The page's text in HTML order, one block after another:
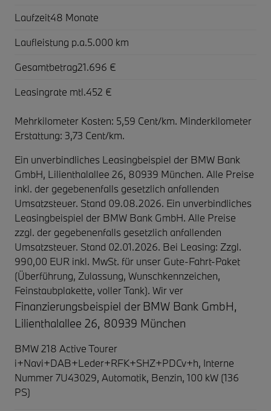
Laufzeit48 Monate
Laufleistung p.a.5.000 km
Gesamtbetrag21.696 €
Leasingrate mtl.452 €
Mehrkilometer Kosten: 5,59 Cent/km. Minderkilometer
Erstattung: 3,73 Cent/km.
Ein unverbindliches Leasingbeispiel der BMW Bank
GmbH, Lilienthalallee 26, 80939 München. Alle Preise
inkl. der gegebenenfalls gesetzlich anfallenden
Umsatzsteuer. Stand 09.08.2026. Ein unverbindliches
Leasingbeispiel der BMW Bank GmbH. Alle Preise
zzgl. der gegebenenfalls gesetzlich anfallenden
Umsatzsteuer. Stand 02.01.2026. Bei Leasing: Zzgl.
990,00 EUR inkl. MwSt. für unser Gute-Fahrt-Paket
(Überführung, Zulassung, Wunschkennzeichen,
Feinstaubplakette, voller Tank). Wir ver
Finanzierungsbeispiel der BMW Bank GmbH,
Lilienthalallee 26, 80939 München
BMW 218 Active Tourer
i+Navi+DAB+Leder+RFK+SHZ+PDCv+h, Interne
Nummer 7U43029, Automatik, Benzin, 100 kW (136
PS)